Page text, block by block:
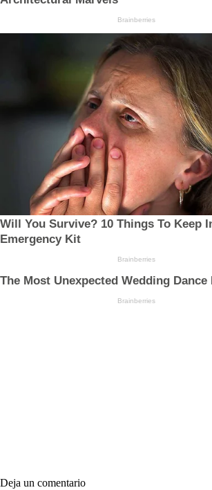
Deja un comentario